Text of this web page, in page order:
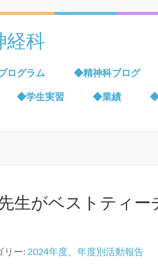
科
ログラム ◆精神科ブログ
◆学生実習 ◆業績 ◆
がベストティー
リー: 2024年度 年度別活動報告